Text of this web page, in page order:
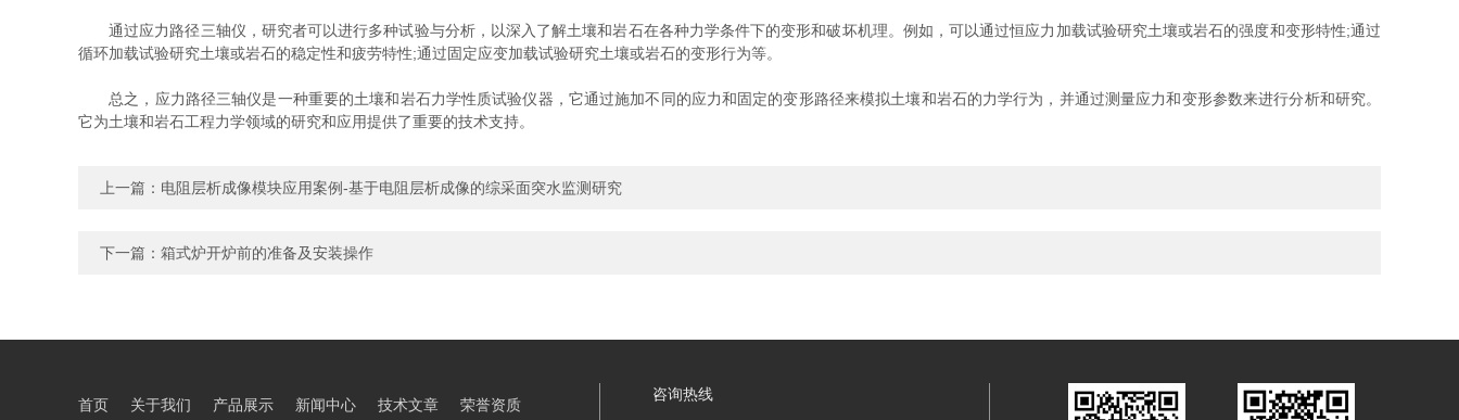
通过应力路径三轴仪，研究者可以进行多种试验与分析，以深入了解土壤和岩石在各种力学条件下的变形和破坏机理。例如，可以通过恒应力加载试验研究土壤或岩石的强度和变形特性;通过
循环加载试验研究土壤或岩石的稳定性和疲劳特性;通过固定应变加载试验研究土壤或岩石的变形行为等。
总之，应力路径三轴仪是一种重要的土壤和岩石力学性质试验仪器，它通过施加不同的应力和固定的变形路径来模拟土壤和岩石的力学行为，并通过测量应力和变形参数来进行分析和研究。
它为土壤和岩石工程力学领域的研究和应用提供了重要的技术支持。
上一篇： 电阻层析成像模块应用案例-基于电阻层析成像的综采面突水监测研究
下一篇： 箱式炉开炉前的准备及安装操作
首页 关于我们 产品展示 新闻中心 技术文章 荣誉资质
咨询热线